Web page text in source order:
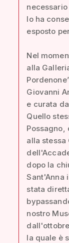
lo ha
esposto
Nel
alla
Giovanni
e curata
Quello
Possagno,
alla
dopo la
Sant'Anna
stata
nostro
la quale è